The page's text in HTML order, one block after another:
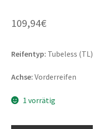
109,94€
Reifentyp: Tubeless (TL)
Achse: Vorderreifen
1 vorrätig